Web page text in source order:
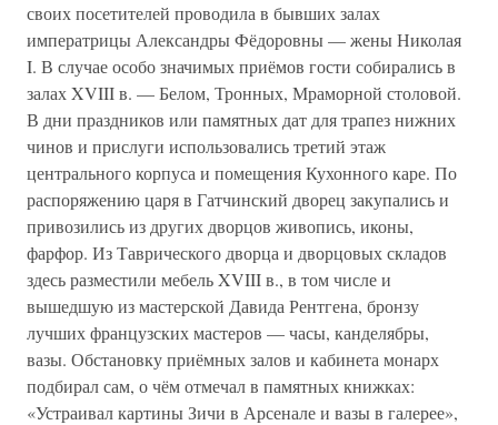
своих посетителей проводила в бывших залах
императрицы Александры Фёдоровны — жены Николая
I. В случае особо значимых приёмов гости собирались в
залах XVIII в. — Белом, Тронных, Мраморной столовой.
В дни праздников или памятных дат для трапез нижних
чинов и прислуги использовались третий этаж
центрального корпуса и помещения Кухонного каре. По
распоряжению царя в Гатчинский дворец закупались и
привозились из других дворцов живопись, иконы,
фарфор. Из Таврического дворца и дворцовых складов
здесь разместили мебель XVIII в., в том числе и
вышедшую из мастерской Давида Рентгена, бронзу
лучших французских мастеров — часы, канделябры,
вазы. Обстановку приёмных залов и кабинета монарх
подбирал сам, о чём отмечал в памятных книжках:
«Устраивал картины Зичи в Арсенале и вазы в галерее»,